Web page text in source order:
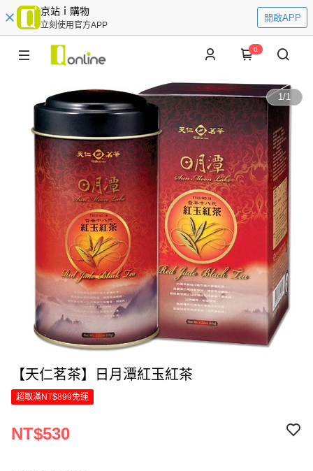
京站ｉ購物
立刻使用官方APP
開啟APP
0
1/1
【天仁茗茶】日月潭紅玉紅茶
超取滿NT$899免運
NT$530